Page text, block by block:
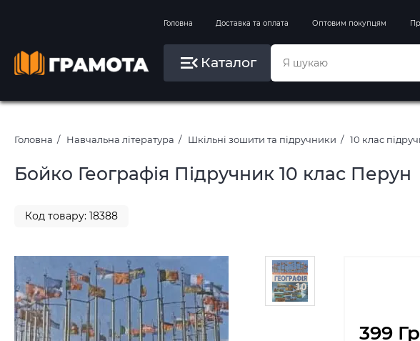
Головна Доставка та оплата Оптовим покупцям
Каталог
Вправи на зимові канікули
Літо, пляж, плавання, басейни
Картини за номерами
Головна Навчальна література Шкільні зошити та підручники 10 клас
Бойко Географія Підручник 10 клас Перун
Код товару: 18388
399